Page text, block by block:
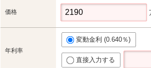
価格
年利率
変動金利 (0.640％)
直接入力する